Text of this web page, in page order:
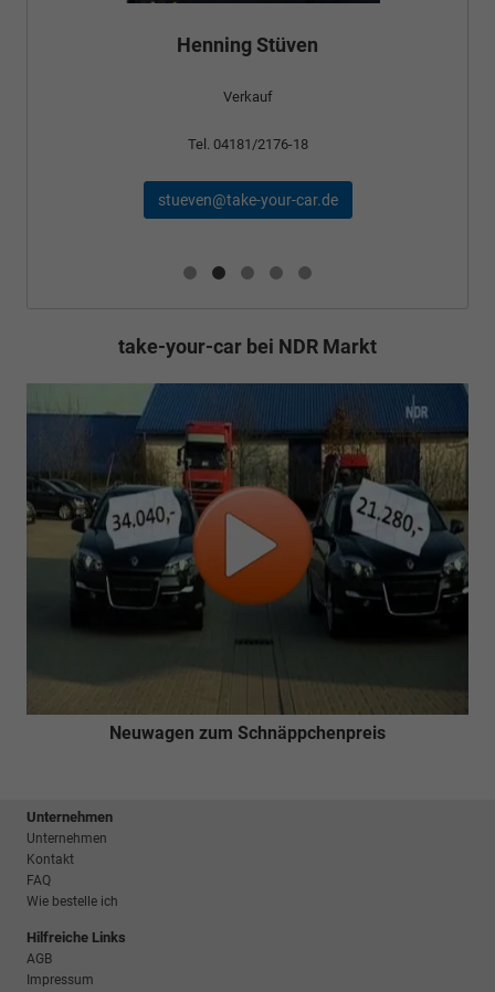
Henning Stüven
Verkauf
Tel. 04181/2176-18
stueven@take-your-car.de
take-your-car bei NDR Markt
Neuwagen zum Schnäppchenpreis
Unternehmen
Unternehmen
Kontakt
FAQ
Wie bestelle ich
Hilfreiche Links
AGB
Impressum